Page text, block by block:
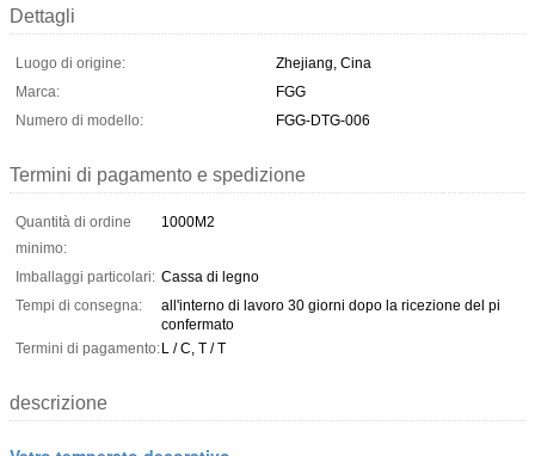
Dettagli
Luogo di origine:
Zhejiang, Cina
Marca:
FGG
Numero di modello:
FGG-DTG-006
Termini di pagamento e spedizione
Quantità di ordine
minimo:
1000M2
Imballaggi particolari: Cassa di legno
Tempi di consegna:
all'interno di lavoro 30 giorni dopo la ricezione del pi
confermato
Termini di pagamento:L / C, T / T
descrizione